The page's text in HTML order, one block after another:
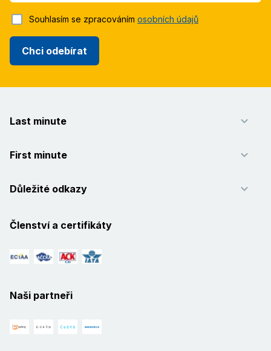
Chci odebírat
Souhlasím se zpracováním osobních údajů
Last minute
First minute
Důležité odkazy
Členství a certifikáty
Naši partneři